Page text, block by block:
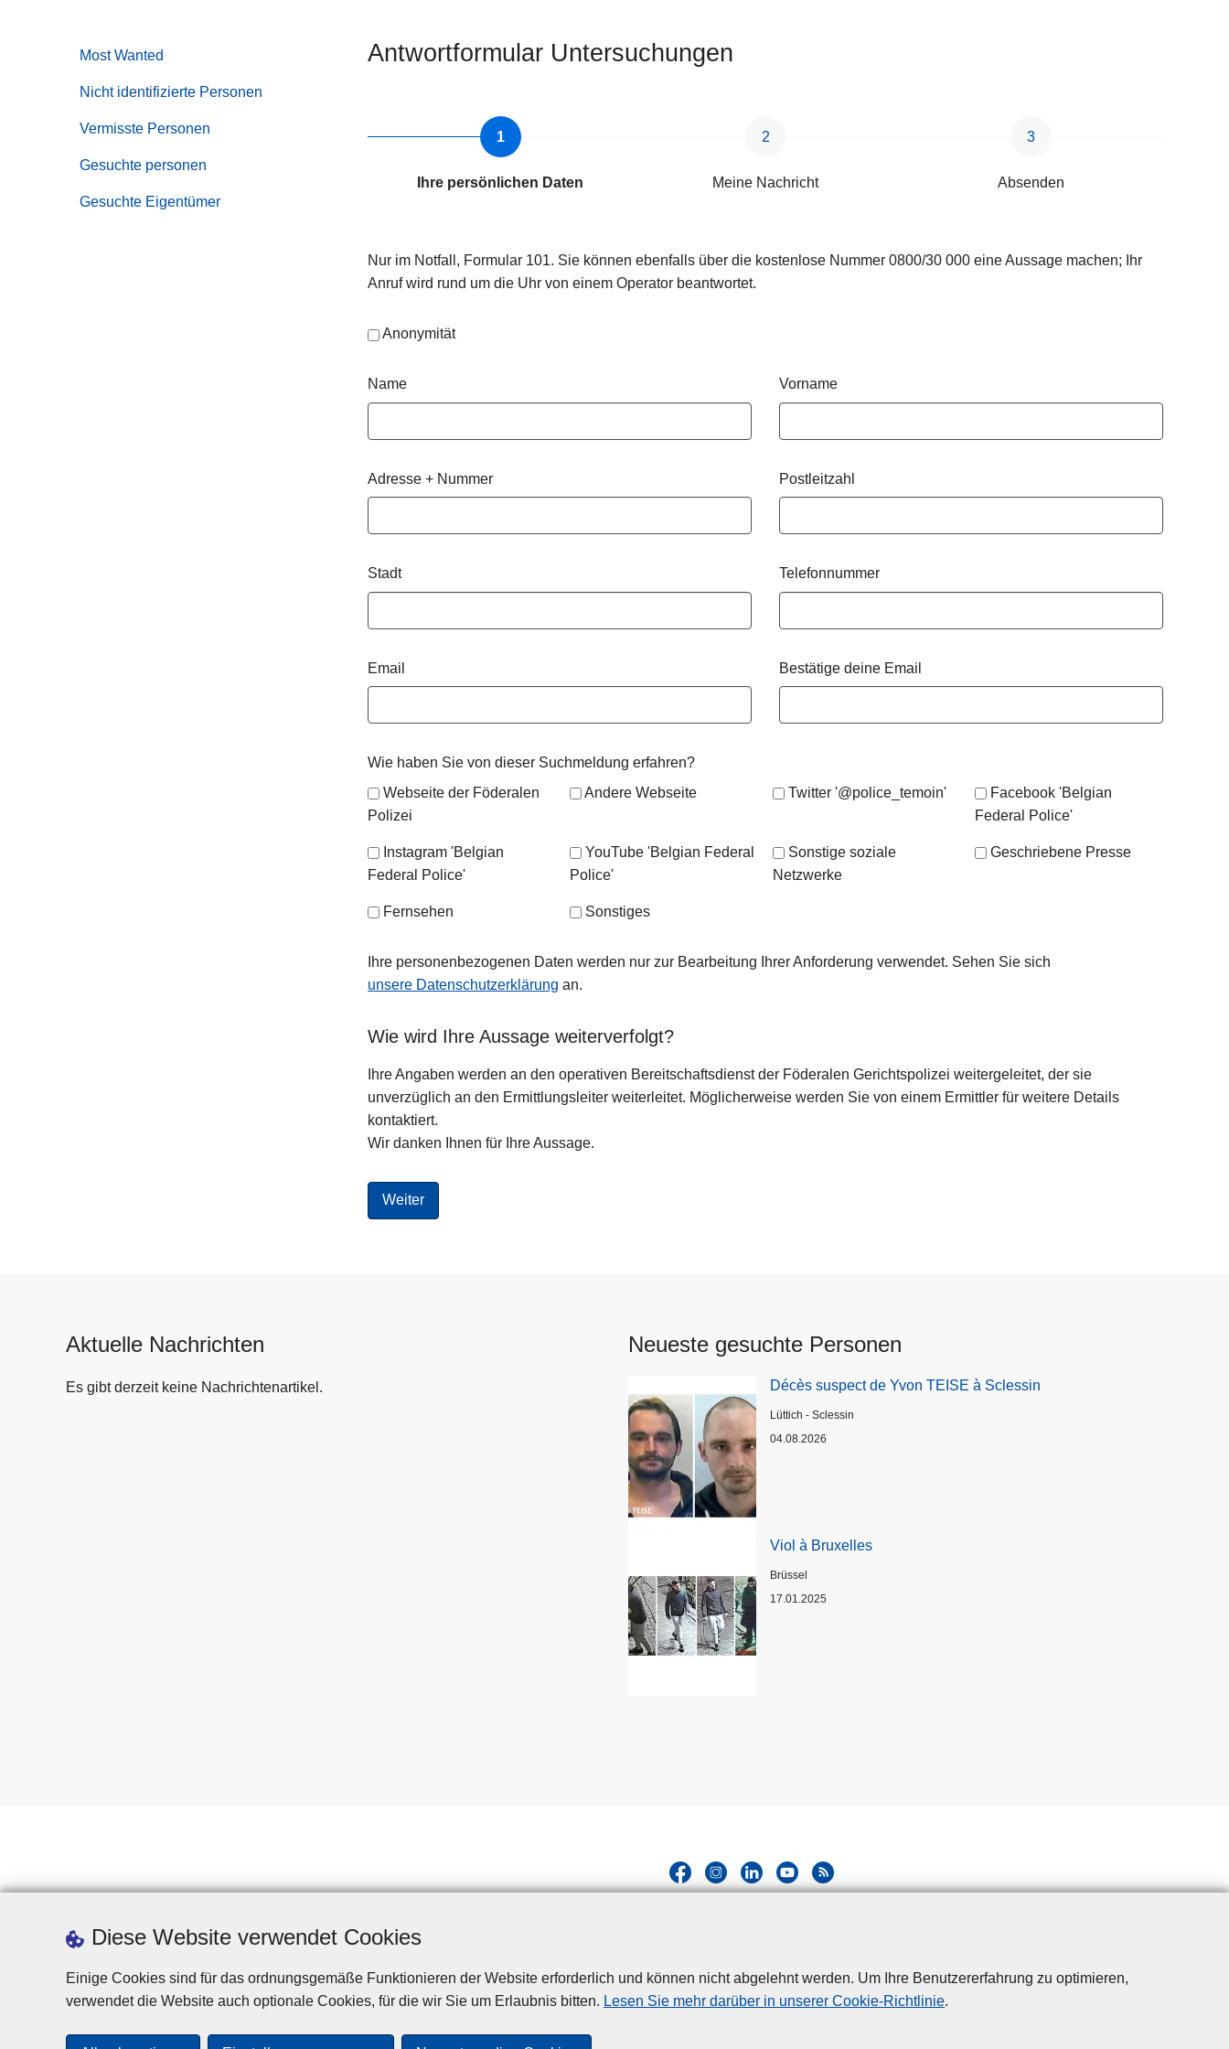
Diese Website verwendet Cookies
Einige Cookies sind für das ordnungsgemäße Funktionieren der Website erforderlich und können nicht abgelehnt werden. Um Ihre Benutzererfahrung zu optimieren,
verwendet die Website auch optionale Cookies, für die wir Sie um Erlaubnis bitten. Lesen Sie mehr darüber in unserer Cookie-Richtlinie.
Most Wanted
Nicht identifizierte Personen
Vermisste Personen
Gesuchte personen
Gesuchte Eigentümer
Antwortformular Untersuchungen
Ihre persönlichen Daten Meine Nachricht Absenden
Nur im Notfall, Formular 101. Sie können ebenfalls über die kostenlose Nummer 0800/30 000 eine Aussage machen; Ihr
Anruf wird rund um die Uhr von einem Operator beantwortet.
Anonymität
Name Vorname
Adresse + Nummer Postleitzahl
Stadt Telefonnummer
Email Bestätige deine Email
Wie haben Sie von dieser Suchmeldung erfahren?
Webseite der Föderalen
Polizei
Andere Webseite Twitter '@police_temoin'
Facebook 'Belgian
Federal Police'
Instagram 'Belgian
Federal Police'
YouTube 'Belgian Federal
Police'
Sonstige soziale
Netzwerke
Geschriebene Presse
Fernsehen Sonstiges
Ihre personenbezogenen Daten werden nur zur Bearbeitung Ihrer Anforderung verwendet. Sehen Sie sich
unsere Datenschutzerklärung an.
Wie wird Ihre Aussage weiterverfolgt?
Ihre Angaben werden an den operativen Bereitschaftsdienst der Föderalen Gerichtspolizei weitergeleitet, der sie
unverzüglich an den Ermittlungsleiter weiterleitet. Möglicherweise werden Sie von einem Ermittler für weitere Details
kontaktiert.
Wir danken Ihnen für Ihre Aussage.
Aktuelle Nachrichten
Es gibt derzeit keine Nachrichtenartikel.
Neueste gesuchte Personen
Décès suspect de Yvon TEISE à Sclessin
Standort
Lüttich - Sclessin
04.08.2026
Viol à Bruxelles
Standort
Brüssel
17.01.2025
Disclaimer Privacy Cookies Barrierefreiheit
© 2026 Polizei.be